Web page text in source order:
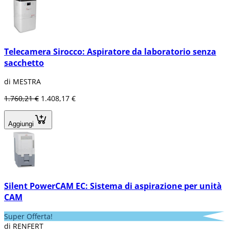
Telecamera Sirocco: Aspiratore da laboratorio senza
sacchetto
di MESTRA
1.760,21 € 1.408,17 €
Aggiungi
Silent PowerCAM EC: Sistema di aspirazione per unità
CAM
Super Offerta!
di RENFERT